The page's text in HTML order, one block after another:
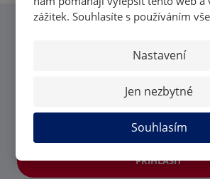
zážitek. Souhlasíte s používáním
Nastavení
Jen nezbytné
Souhlasím
PŘIHLÁSIT